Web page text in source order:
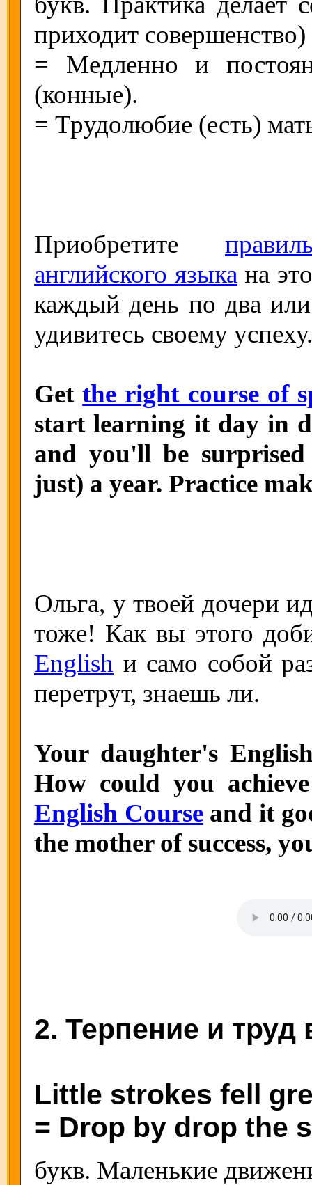
приходит совершенство)
= Медленно и
(конные).
= Трудолюбие (есть)
Приобретите
английского языка на
каждый день по два
удивитесь своему
Getthe right course of
start learning it day in
and you'll be
just) a year. Practice
Ольга, у твоей дочери
тоже! Как вы этого
English и само собой
перетрут, знаешь ли.
Your daughter's
How could you
English Courseand it
the mother of success,
2. Терпение и труд
Little strokes fell
= Drop by drop the
букв. Маленькие